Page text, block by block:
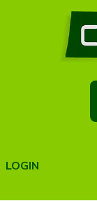
LOGIN